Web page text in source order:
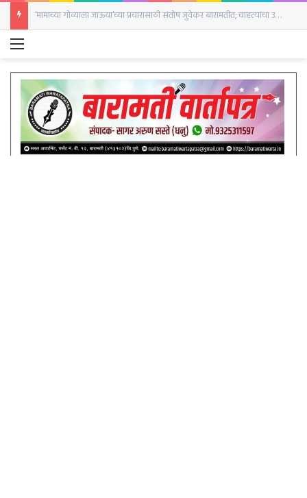
‘मामाच्या गोव्याला जाऊया’च्या प्रचारासाठी संतोष जुवेकर बारामतीत; चाहत्यांचा उत्स्फूर्त प्रतिसाद
Menu